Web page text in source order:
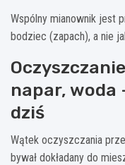
Wspólny mianownik jest
bodziec (zapach), a nie
napar, woda
dziś
Wątek oczyszczania
bywał dokładany do